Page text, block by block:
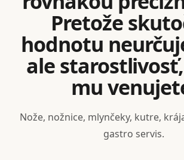
Pretože
hodnotu
ale
mu
Nože, nožnice, mlynčeky, kutre,
gastro servis.